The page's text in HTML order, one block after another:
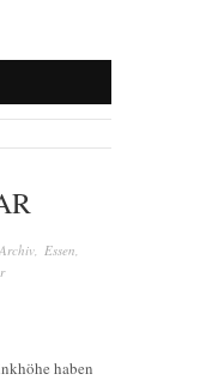
Archiv, Essen,
haben